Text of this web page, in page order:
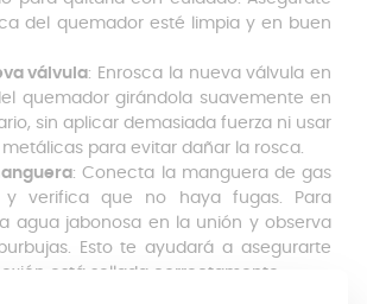
del quemador esté limpia y en buen
válvula: Enrosca la nueva válvula en
quemador girándola suavemente en
sin aplicar demasiada fuerza ni usar
para evitar dañar la rosca.
: Conecta la manguera de gas
verifica que no haya fugas. Para
agua jabonosa en la unión y observa
Esto te ayudará a asegurarte
está sellada correctamente.